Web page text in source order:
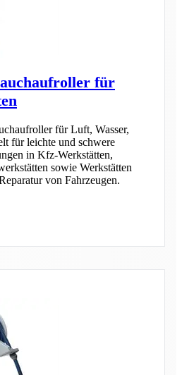
für
für Luft, Wasser,
für leichte und schwere
in Kfz-Werkstätten,
sowie Werkstätten
von Fahrzeugen.